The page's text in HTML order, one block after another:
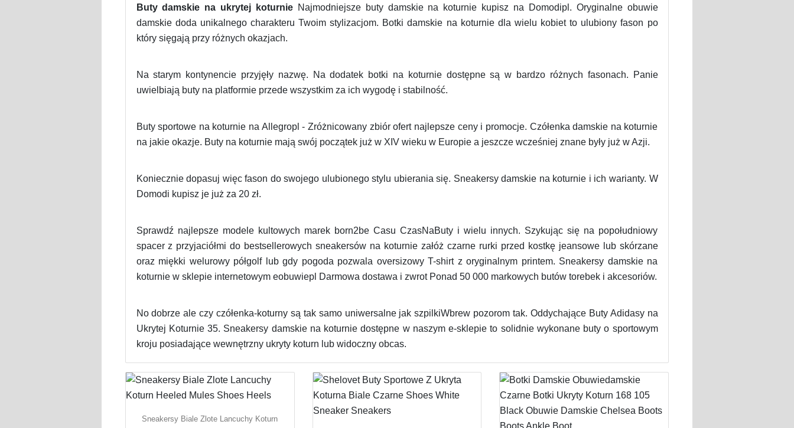
Buty damskie na ukrytej koturnieNajmodniejsze buty damskie na koturnie kupisz na Domodipl. Oryginalne obuwie
damskie doda unikalnego charakteru Twoim stylizacjom. Botki damskie na koturnie dla wielu kobiet to ulubiony fason po
który sięgają przy różnych okazjach.
Na starym kontynencie przyjęły nazwę. Na dodatek botki na koturnie dostępne są w bardzo różnych fasonach. Panie
uwielbiają buty na platformie przede wszystkim za ich wygodę i stabilność.
Buty sportowe na koturnie na Allegropl - Zróżnicowany zbiór ofert najlepsze ceny i promocje. Czółenka damskie na koturnie
na jakie okazje. Buty na koturnie mają swój początek już w XIV wieku w Europie a jeszcze wcześniej znane były już w Azji.
Koniecznie dopasuj więc fason do swojego ulubionego stylu ubierania się. Sneakersy damskie na koturnie i ich warianty. W
Domodi kupisz je już za 20 zł.
Sprawdź najlepsze modele kultowych marek born2be Casu CzasNaButy i wielu innych. Szykując się na popołudniowy
spacer z przyjaciółmi do bestsellerowych sneakersów na koturnie załóż czarne rurki przed kostkę jeansowe lub skórzane
oraz miękki welurowy półgolf lub gdy pogoda pozwala oversizowy T-shirt z oryginalnym printem. Sneakersy damskie na
koturnie w sklepie internetowym eobuwiepl Darmowa dostawa i zwrot Ponad 50 000 markowych butów torebek i akcesoriów.
No dobrze ale czy czółenka-koturny są tak samo uniwersalne jak szpilkiWbrew pozorom tak. Oddychające Buty Adidasy na
Ukrytej Koturnie 35. Sneakersy damskie na koturnie dostępne w naszym e-sklepie to solidnie wykonane buty o sportowym
kroju posiadające wewnętrzny ukryty koturn lub widoczny obcas.
Sneakersy Biale Zlote Lancuchy Koturn